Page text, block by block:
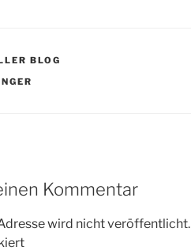
BLOG
Kommentar
wird nicht veröffentlicht.